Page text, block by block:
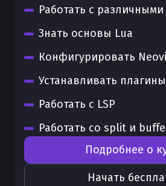
Работать с
Знать основы Lua
Конфигурировать
Устанавливать плагины
Работать с LSP
Работать со split и
Начать
Подробнее о